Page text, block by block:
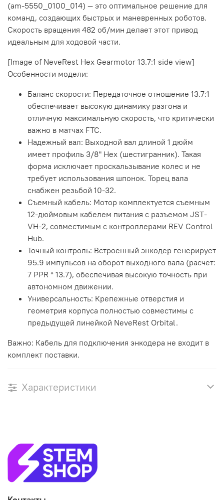
(am-5550_0100_014) — это оптимальное решение для
команд, создающих быстрых и маневренных роботов.
Скорость вращения 482 об/мин делает этот привод
идеальным для ходовой части.
[Image of NeveRest Hex Gearmotor 13.7:1 side view]
Особенности модели:
Баланс скорости: Передаточное отношение 13.7:1
обеспечивает высокую динамику разгона и
отличную максимальную скорость, что критически
важно в матчах FTC.
Надежный вал: Выходной вал длиной 1 дюйм
имеет профиль 3/8" Hex (шестигранник). Такая
форма исключает проскальзывание колес и не
требует использования шпонок. Торец вала
снабжен резьбой 10-32.
Съемный кабель: Мотор комплектуется съемным
12-дюймовым кабелем питания с разъемом JST-
VH-2, совместимым с контроллерами REV Control
Hub.
Точный контроль: Встроенный энкодер генерирует
95.9 импульсов на оборот выходного вала (расчет:
7 PPR * 13.7), обеспечивая высокую точность при
автономном движении.
Универсальность: Крепежные отверстия и
геометрия корпуса полностью совместимы с
предыдущей линейкой NeveRest Orbital.
Важно: Кабель для подключения энкодера не входит в
комплект поставки.
Характеристики